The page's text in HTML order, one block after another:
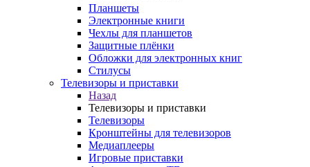
Планшеты
Электронные книги
Чехлы для планшетов
Защитные плёнки
Обложки для электронных книг
Стилусы
Телевизоры и приставки
Назад
Телевизоры и приставки
Телевизоры
Кронштейны для телевизоров
Медиаплееры
Игровые приставки